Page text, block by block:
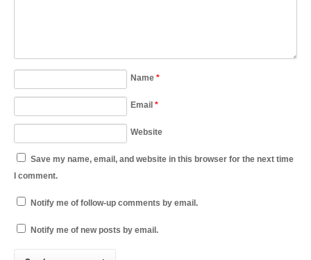
Name*
Email*
Website
Save my name, email, and website in this browser for the next time
I comment.
Notify me of follow-up comments by email.
Notify me of new posts by email.